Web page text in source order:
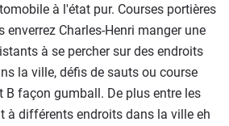
à l'état pur. Courses portières
enverrez Charles-Henri manger une
à se percher sur des endroits
la ville, défis de sauts ou course
B façon gumball. De plus entre les
à différents endroits dans la ville eh